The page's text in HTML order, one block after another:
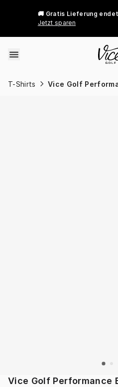
🚚 Gratis Lieferung
Jetzt sparen
T-Shirts Vice Golf
Vice Golf Performance